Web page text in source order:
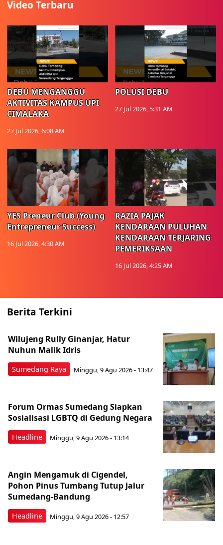
Video Terbaru
DEBU MENGANGGU
AKTIVITAS KAMPUS UPI
CIMALAKA
27 Jul 2026, 6:08 AM
POLUSI DEBU
27 Jul 2026, 5:31 AM
YES Preneur Club (Young
Entrepreneur Success)
16 Jul 2026, 4:30 AM
RAZIA PAJAK
KENDARAAN PULUHAN
KENDARAAN TERJARING
PEMERIKSAAN
16 Jul 2026, 4:25 AM
Berita Terkini
Sumedang Raya
Wilujeng Rully Ginanjar, Hatur
Nuhun Malik Idris
Minggu, 9 Agu 2026 - 13:47
Headline
Forum Ormas Sumedang Siapkan
Sosialisasi LGBTQ di Gedung Negara
Minggu, 9 Agu 2026 - 13:14
Headline
Angin Mengamuk di Cigendel,
Pohon Pinus Tumbang Tutup Jalur
Sumedang-Bandung
Minggu, 9 Agu 2026 - 12:57